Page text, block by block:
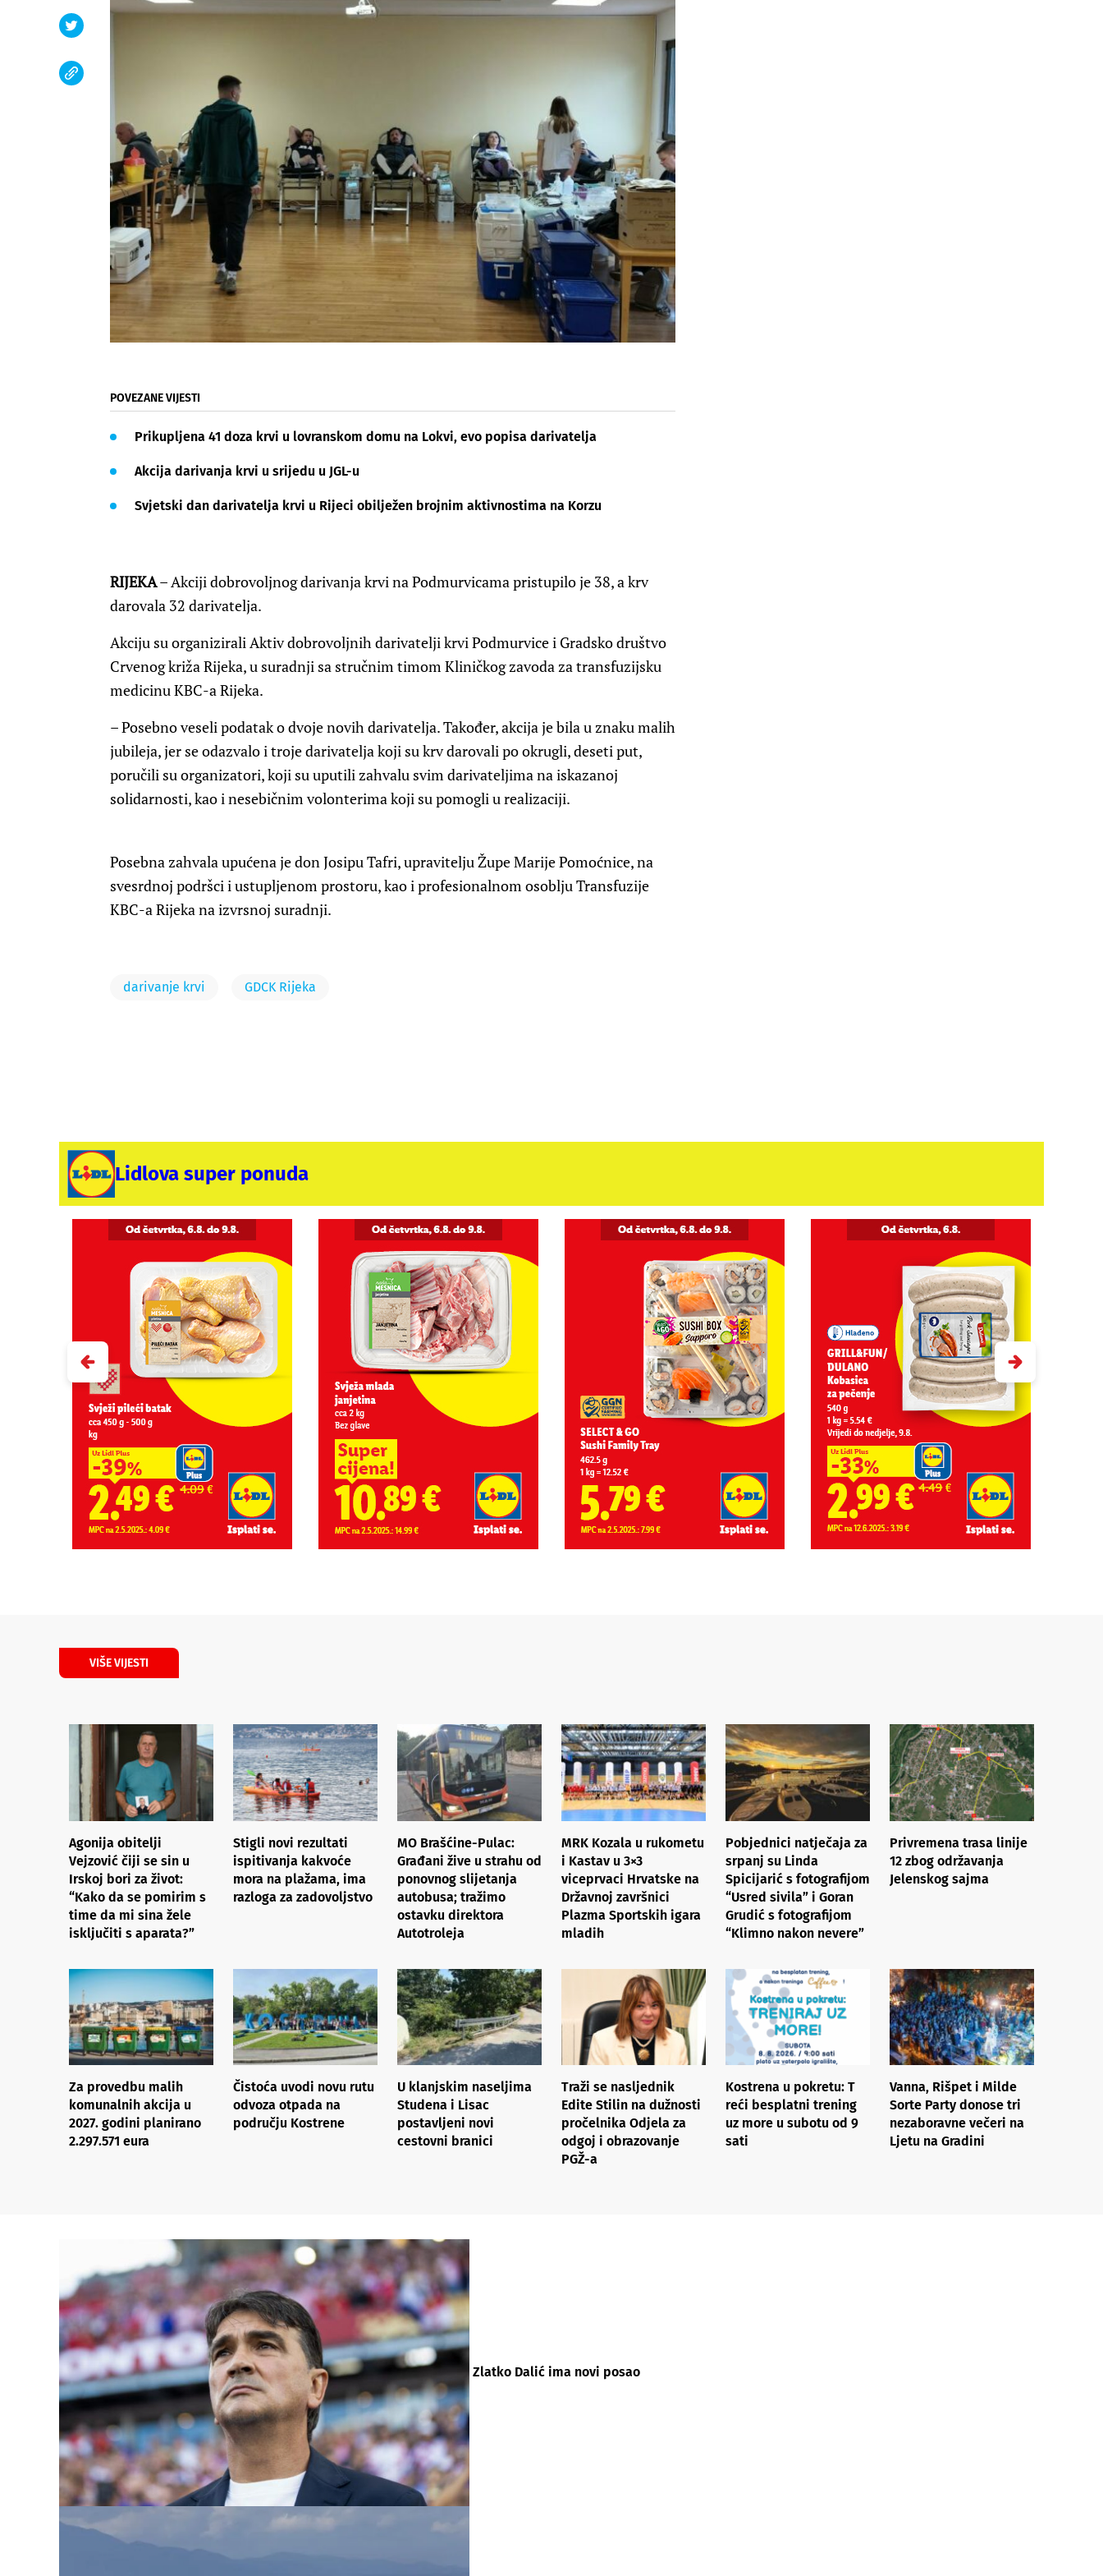
POVEZANE VIJESTI
Prikupljena 41 doza krvi u lovranskom domu na Lokvi, evo popisa darivatelja
Akcija darivanja krvi u srijedu u JGL-u
Svjetski dan darivatelja krvi u Rijeci obilježen brojnim aktivnostima na Korzu
RIJEKA– Akciji dobrovoljnog darivanja krvi na Podmurvicama pristupilo je 38, a krv
darovala 32 darivatelja.
Akciju su organizirali Aktiv dobrovoljnih darivatelji krvi Podmurvice i Gradsko društvo
Crvenog križa Rijeka, u suradnji sa stručnim timom Kliničkog zavoda za transfuzijsku
medicinu KBC-a Rijeka.
– Posebno veseli podatak o dvoje novih darivatelja. Također, akcija je bila u znaku malih
jubileja, jer se odazvalo i troje darivatelja koji su krv darovali po okrugli, deseti put,
poručili su organizatori, koji su uputili zahvalu svim darivateljima na iskazanoj
solidarnosti, kao i nesebičnim volonterima koji su pomogli u realizaciji.
Posebna zahvala upućena je don Josipu Tafri, upravitelju Župe Marije Pomoćnice, na
svesrdnoj podršci i ustupljenom prostoru, kao i profesionalnom osoblju Transfuzije
KBC-a Rijeka na izvrsnoj suradnji.
darivanje krvi GDCK Rijeka
Lidlova super ponuda
VIŠE VIJESTI
Agonija obitelji
Vejzović čiji se sin u
Irskoj bori za život:
“Kako da se pomirim s
time da mi sina žele
isključiti s aparata?”
Stigli novi rezultati
ispitivanja kakvoće
mora na plažama, ima
razloga za zadovoljstvo
MO Brašćine-Pulac:
Građani žive u strahu od
ponovnog slijetanja
autobusa; tražimo
ostavku direktora
Autotroleja
MRK Kozala u rukometu
i Kastav u 3×3
viceprvaci Hrvatske na
Državnoj završnici
Plazma Sportskih igara
mladih
Pobjednici natječaja za
srpanj su Linda
Spicijarić s fotografijom
“Usred sivila” i Goran
Grudić s fotografijom
“Klimno nakon nevere”
Privremena trasa linije
12 zbog održavanja
Jelenskog sajma
Za provedbu malih
komunalnih akcija u
2027. godini planirano
2.297.571 eura
Čistoća uvodi novu rutu
odvoza otpada na
području Kostrene
U klanjskim naseljima
Studena i Lisac
postavljeni novi
cestovni branici
Traži se nasljednik
Edite Stilin na dužnosti
pročelnika Odjela za
odgoj i obrazovanje
PGŽ-a
Kostrena u pokretu: ​T​
reći besplatni trening
uz more​ ​u subotu od 9
sati
Vanna, Rišpet i Milde
Sorte Party donose tri
nezaboravne večeri na
Ljetu na Gradini
Zlatko Dalić ima novi posao